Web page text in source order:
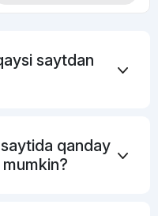
saytdan
qanday